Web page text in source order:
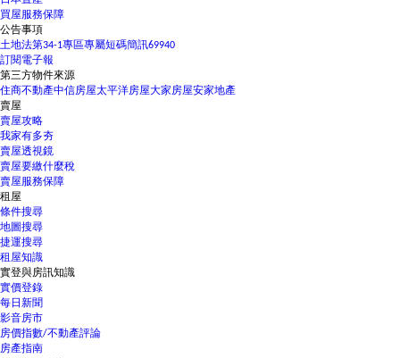
買屋服務保障
公告事項
土地法第34-1專區專屬短碼簡訊69940
訂閱電子報
第三方物件來源
住商不動產中信房屋太平洋房屋大家房屋安家地產
賣屋
賣屋攻略
我家有多夯
賣屋透視鏡
賣屋要繳什麼稅
賣屋服務保障
租屋
條件搜尋
地圖搜尋
捷運搜尋
租屋知識
實登與房訊知識
實價登錄
每日新聞
影音房市
房價指數/不動產評論
房產指南